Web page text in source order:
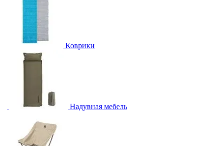
Коврики
Надувная мебель